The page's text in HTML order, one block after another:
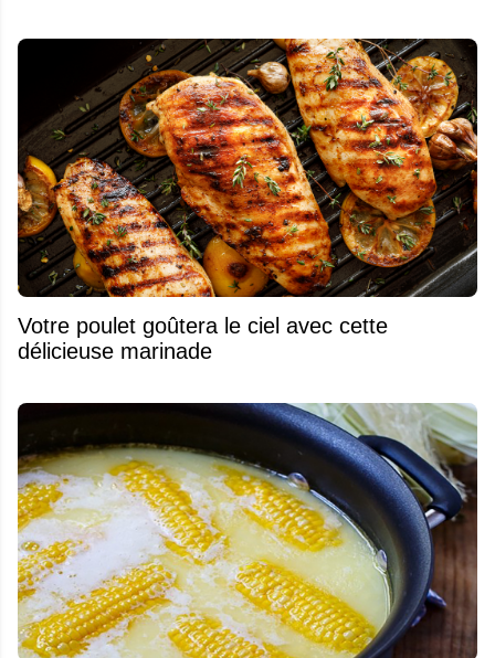
Votre poulet goûtera le ciel avec cette
délicieuse marinade